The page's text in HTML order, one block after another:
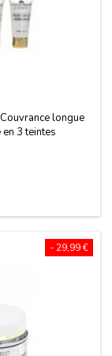
longue
3 teintes
- 29,99 €